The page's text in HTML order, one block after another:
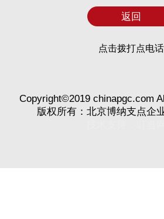
返回
点击拨打点电话
Copyright©2019 chinapgc.com
版权所有：北京博纳支点企